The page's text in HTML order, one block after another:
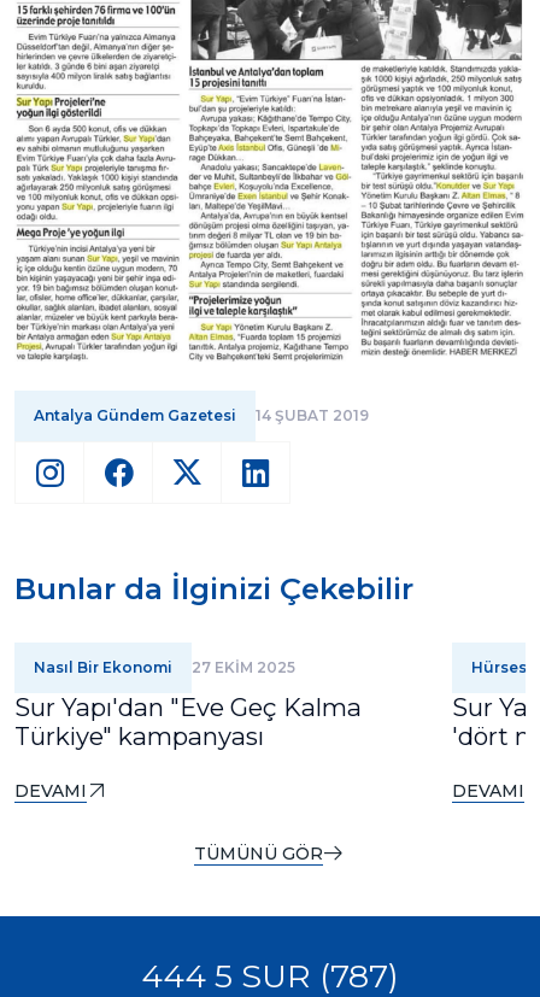
Antalya Gündem Gazetesi 14 ŞUBAT 2019
Bunlar da İlginizi Çekebilir
Nasıl Bir Ekonomi 27 EKİM 2025
Sur Yapı'dan "Eve Geç Kalma
Türkiye" kampanyası
DEVAMI
Hürses
Sur
'dört
DEVAMI
TÜMÜNÜ GÖR
444 5 SUR (787)